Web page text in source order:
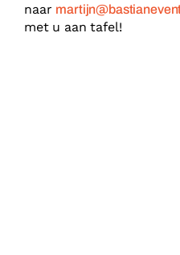
naar
met u aan tafel!